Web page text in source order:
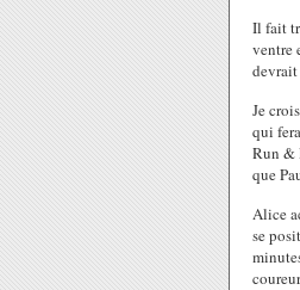
Il fait
ventre
devrait
Je
qui
Run &
que
Alice
se